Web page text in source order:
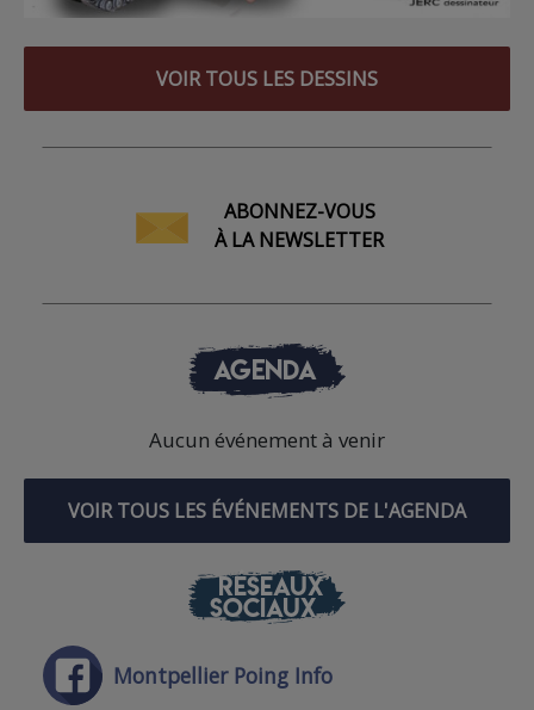
VOIR TOUS LES DESSINS
ABONNEZ-VOUS
À LA NEWSLETTER
AGENDA
Aucun événement à venir
VOIR TOUS LES ÉVÉNEMENTS DE L'AGENDA
RÉSEAUX
SOCIAUX
Montpellier Poing Info